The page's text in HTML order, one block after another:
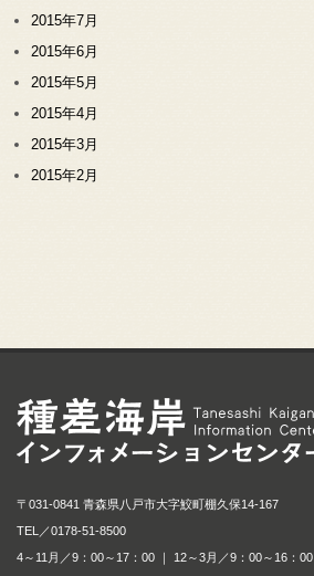
2015年7月
2015年6月
2015年5月
2015年4月
2015年3月
2015年2月
〒031-0841 青森県八戸市大字鮫町棚久保14-167
TEL／0178-51-8500
4～11月／9：00～17：00 ｜ 12～3月／9：00～16：00